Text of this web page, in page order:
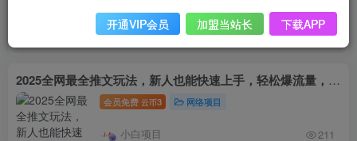
小白项目 173
2025全网最全推文玩法，新人也能快速上手，轻松爆流量，日入多张
会员免费 云币3 网络项目
小白项目 211
开通VIP会员 加盟当站长 下载APP